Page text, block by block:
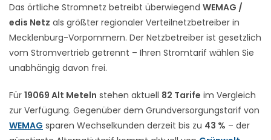
Das örtliche Stromnetz betreibt überwiegend WEMAG /
edis Netz als größter regionaler Verteilnetzbetreiber in
Mecklenburg-Vorpommern. Der Netzbetreiber ist gesetzlich
vom Stromvertrieb getrennt – Ihren Stromtarif wählen Sie
unabhängig davon frei.
Für 19069 Alt Meteln stehen aktuell 82 Tarife im Vergleich
zur Verfügung. Gegenüber dem Grundversorgungstarif von
WEMAG sparen Wechselkunden derzeit bis zu 43 % – der